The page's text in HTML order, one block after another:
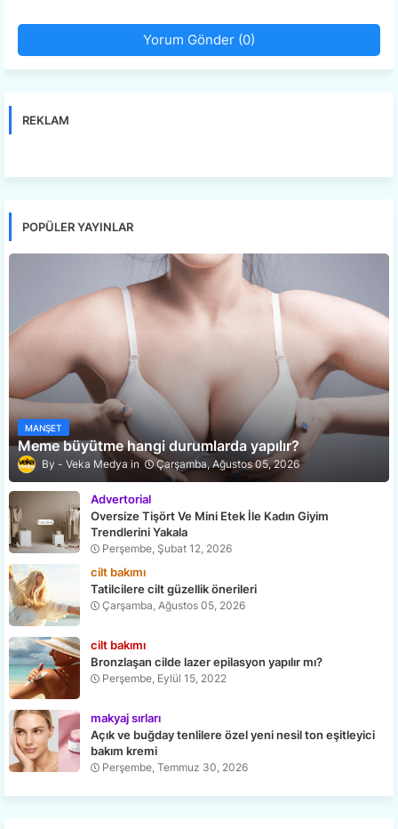
Yorum Gönder (0)
REKLAM
POPÜLER YAYINLAR
MANŞET
Meme büyütme hangi durumlarda yapılır?
Veka Medya Çarşamba, Ağustos 05, 2026
Advertorial
Oversize Tişört Ve Mini Etek İle Kadın Giyim
Trendlerini Yakala
Perşembe, Şubat 12, 2026
cilt bakımı
Tatilcilere cilt güzellik önerileri
Çarşamba, Ağustos 05, 2026
cilt bakımı
Bronzlaşan cilde lazer epilasyon yapılır mı?
Perşembe, Eylül 15, 2022
makyaj sırları
Açık ve buğday tenlilere özel yeni nesil ton eşitleyici
bakım kremi
Perşembe, Temmuz 30, 2026